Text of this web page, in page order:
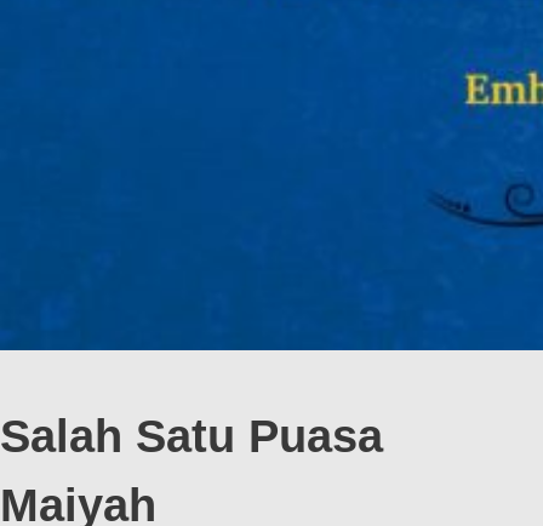
Salah Satu Puasa
Maiyah